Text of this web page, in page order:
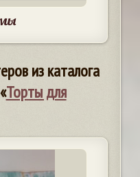
из каталога
Торты для